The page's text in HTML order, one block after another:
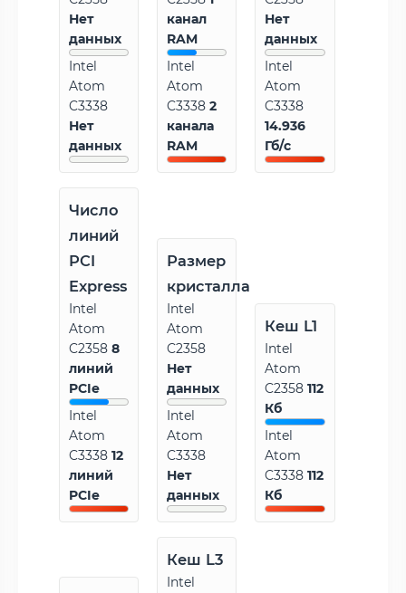
Нет
данных
Intel
Atom
C3338
Нет
данных
канал
RAM
Intel
Atom
C33382
канала
RAM
Нет
данных
Intel
Atom
C3338
14.936
Гб/с
Число
линий
PCI
Express
Intel
Atom
C2358 8
линий
PCIe
Intel
Atom
C3338 12
линий
PCIe
Размер
кристалла
Intel
Atom
C2358
Нет
данных
Intel
Atom
C3338
Нет
данных
Кеш L1
Intel
Atom
C2358112
Кб
Intel
Atom
C3338112
Кб
Кеш L3
Intel